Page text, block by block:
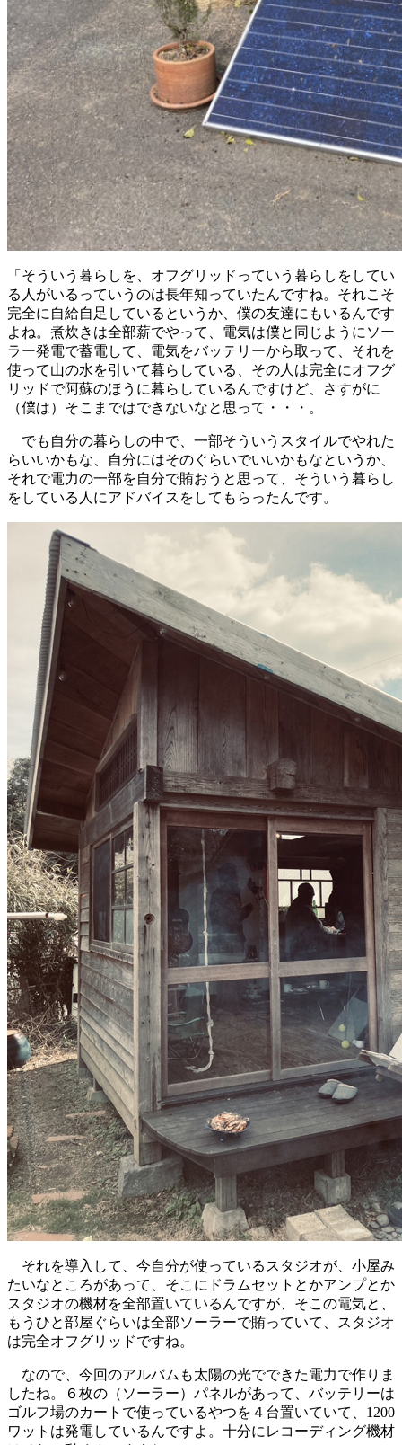
「そういう暮らしを、オフグリッドっていう暮らしをしてい
る人がいるっていうのは長年知っていたんですね。それこそ
完全に自給自足しているというか、僕の友達にもいるんです
よね。煮炊きは全部薪でやって、電気は僕と同じようにソー
ラー発電で蓄電して、電気をバッテリーから取って、それを
使って山の水を引いて暮らしている、その人は完全にオフグ
リッドで阿蘇のほうに暮らしているんですけど、さすがに
（僕は）そこまではできないなと思って・・・。
でも自分の暮らしの中で、一部そういうスタイルでやれた
らいいかもな、自分にはそのぐらいでいいかもなというか、
それで電力の一部を自分で賄おうと思って、そういう暮らし
をしている人にアドバイスをしてもらったんです。
それを導入して、今自分が使っているスタジオが、小屋み
たいなところがあって、そこにドラムセットとかアンプとか
スタジオの機材を全部置いているんですが、そこの電気と、
もうひと部屋ぐらいは全部ソーラーで賄っていて、スタジオ
は完全オフグリッドですね。
なので、今回のアルバムも太陽の光でできた電力で作りま
したね。６枚の（ソーラー）パネルがあって、バッテリーは
ゴルフ場のカートで使っているやつを４台置いていて、1200
ワットは発電しているんですよ。十分にレコーディング機材